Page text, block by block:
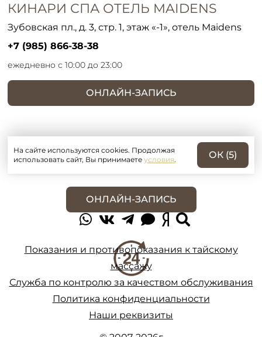
КИНАРИ СПА ОТЕЛЬ MAIDENS
Зубовская пл., д. 3, стр. 1, этаж «-1», отель Maidens
+7 (985) 866-38-38
ежедневно с 10:00 до 23:00
ОНЛАЙН-ЗАПИСЬ
ОНЛАЙН-ЗАПИСЬ
Показания и противопоказания к тайскому
массажу
Служба по контролю за качеством обслуживания
Политика конфиденциальности
Наши реквизиты
На сайте используются cookies. Продолжая
использовать сайт, Вы принимаетеусловия. ОК (5)